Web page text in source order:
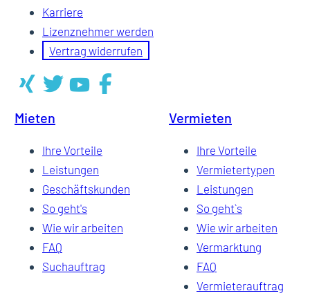
Karriere
Lizenznehmer werden
Vertrag widerrufen
Mieten
Ihre Vorteile
Leistungen
Geschäftskunden
So geht's
Wie wir arbeiten
FAQ
Suchauftrag
Vermieten
Ihre Vorteile
Vermietertypen
Leistungen
So geht`s
Wie wir arbeiten
Vermarktung
FAQ
Vermieterauftrag